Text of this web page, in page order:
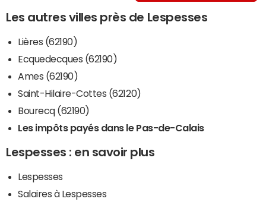
Les autres villes près de Lespesses
Lières (62190)
Ecquedecques (62190)
Ames (62190)
Saint-Hilaire-Cottes (62120)
Bourecq (62190)
Les impôts payés dans le Pas-de-Calais
Lespesses : en savoir plus
Lespesses
Salaires à Lespesses